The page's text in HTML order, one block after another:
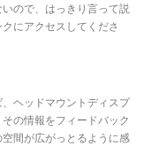
ので、はっきり言って説
にアクセスしてくださ
ヘッドマウントディスプ
の情報をフィードバック
間が広がっとるように感